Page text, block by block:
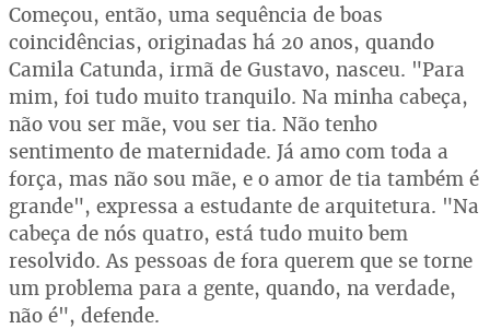
Começou, então, uma sequência de boas
coincidências, originadas há 20 anos, quando
Camila Catunda, irmã de Gustavo, nasceu. "Para
mim, foi tudo muito tranquilo. Na minha cabeça,
não vou ser mãe, vou ser tia. Não tenho
sentimento de maternidade. Já amo com toda a
força, mas não sou mãe, e o amor de tia também é
grande", expressa a estudante de arquitetura. "Na
cabeça de nós quatro, está tudo muito bem
resolvido. As pessoas de fora querem que se torne
um problema para a gente, quando, na verdade,
não é", defende.